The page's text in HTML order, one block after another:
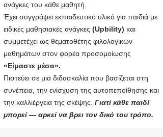
ανάγκες του κάθε μαθητή.
Έχει συγγράψει εκπαιδευτικό υλικό για παιδιά με
ειδικές μαθησιακές ανάγκες (Upbility) και
συμμετέχει ως θεματοθέτης φιλολογικών
μαθημάτων στον φορέα προσομοίωσης
«Είμαστε μέσα».
Πιστεύει σε μια διδασκαλία που βασίζεται στη
συνέπεια, την ενίσχυση της αυτοπεποίθησης και
την καλλιέργεια της σκέψης. Γιατί κάθε παιδί
μπορεί — αρκεί να βρει τον δικό του τρόπο.